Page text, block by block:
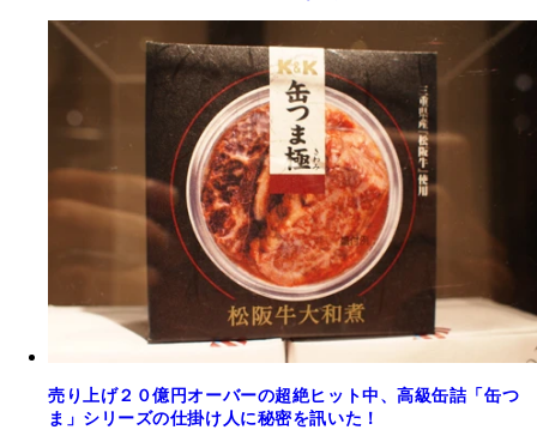
売り上げ２０億円オーバーの超絶ヒット中、高級缶詰「缶つ
ま」シリーズの仕掛け人に秘密を訊いた！